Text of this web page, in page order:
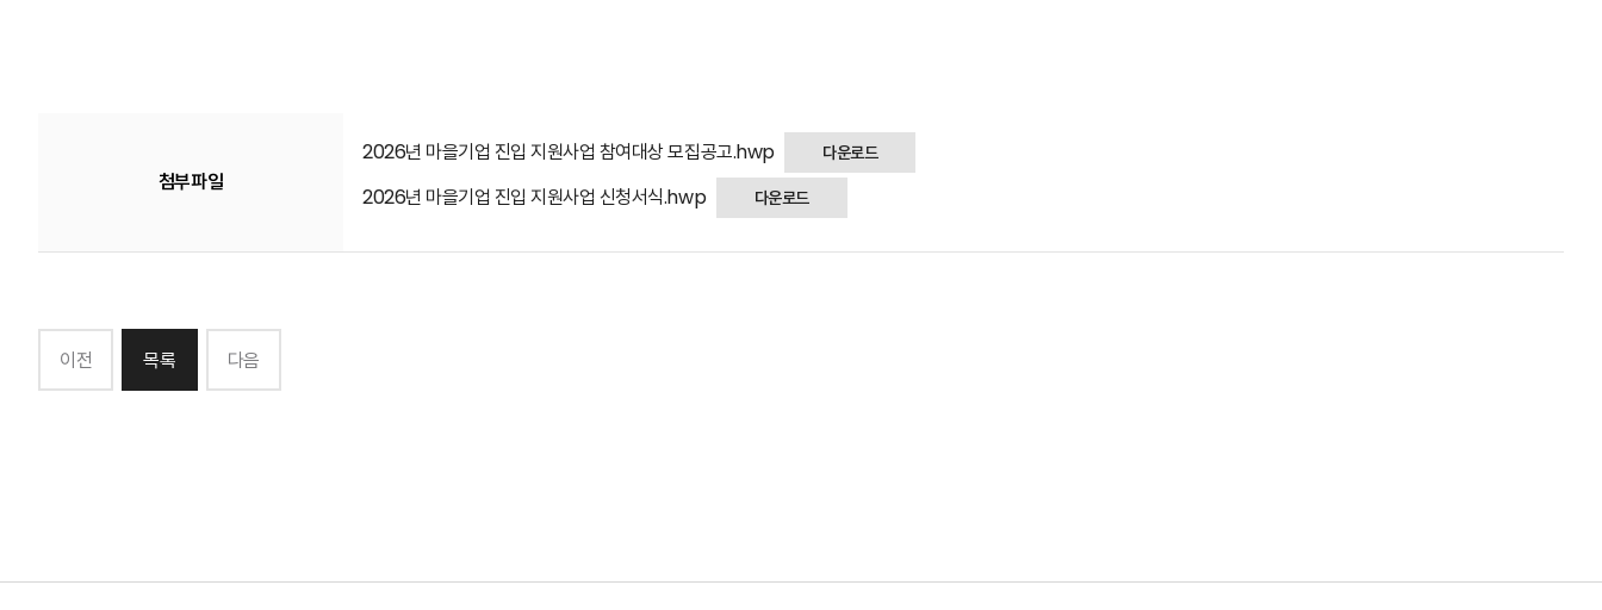
첨부파일
2026년 마을기업 진입 지원사업 참여대상 모집공고.hwp 다운로드
2026년 마을기업 진입 지원사업 신청서식.hwp 다운로드
이전 목록 다음